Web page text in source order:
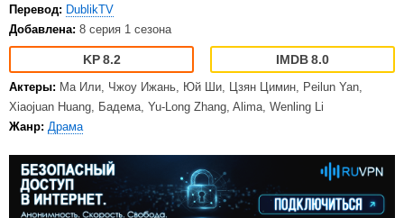
Перевод: DublikTV
Добавлена: 8 серия 1 сезона
8.2 8.0
Актеры: Ма Или, Чжоу Ижань, Юй Ши, Цзян Цимин, Peilun Yan,
Xiaojuan Huang, Бадема, Yu-Long Zhang, Alima, Wenling Li
Жанр: Драма